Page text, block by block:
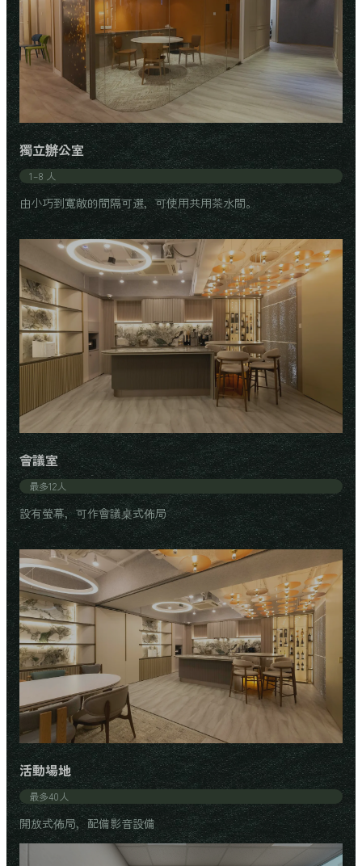
獨立辦公室
1–8 人
由小巧到寬敞的間隔可選，可使用共用茶水間。
會議室
最多12人
設有螢幕，可作會議桌式佈局
活動場地
最多40人
開放式佈局，配備影音設備